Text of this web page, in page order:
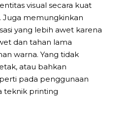
visual secara kuat
Juga memungkinkan
yang lebih awet karena
dan tahan lama
warna. Yang tidak
atau bahkan
pada penggunaan
teknik printing